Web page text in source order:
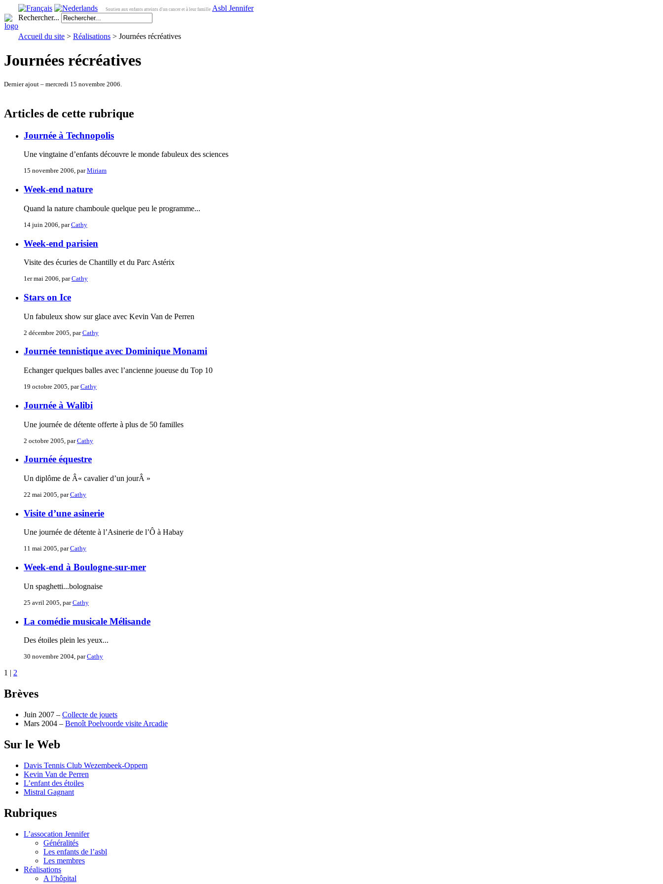
Soutien aux enfants atteints d'un cancer et à leur famille Asbl Jennifer
Rechercher...
Accueil du site > Réalisations > Journées récréatives
Journées récréatives
Dernier ajout – mercredi 15 novembre 2006.
Articles de cette rubrique
Journée à Technopolis
Une vingtaine d’enfants découvre le monde fabuleux des sciences
15 novembre 2006, parMiriam
Week-end nature
Quand la nature chamboule quelque peu le programme...
14 juin 2006, parCathy
Week-end parisien
Visite des écuries de Chantilly et du Parc Astérix
1er mai 2006, parCathy
Stars on Ice
Un fabuleux show sur glace avec Kevin Van de Perren
2 décembre 2005, parCathy
Journée tennistique avec Dominique Monami
Echanger quelques balles avec l’ancienne joueuse du Top 10
19 octobre 2005, parCathy
Journée à Walibi
Une journée de détente offerte à plus de 50 familles
2 octobre 2005, parCathy
Journée équestre
Un diplôme de Â« cavalier d’un jourÂ »
22 mai 2005, parCathy
Visite d’une asinerie
Une journée de détente à l’Asinerie de l’Ô à Habay
11 mai 2005, parCathy
Week-end à Boulogne-sur-mer
Un spaghetti...bolognaise
25 avril 2005, parCathy
La comédie musicale Mélisande
Des étoiles plein les yeux...
30 novembre 2004, parCathy
1 | 2
Brèves
Juin 2007 – Collecte de jouets
Mars 2004 – Benoît Poelvoorde visite Arcadie
Sur le Web
Davis Tennis Club Wezembeek-Oppem
Kevin Van de Perren
L’enfant des étoiles
Mistral Gagnant
Rubriques
L’assocation Jennifer
Généralités
Les enfants de l’asbl
Les membres
Réalisations
A l’hôpital